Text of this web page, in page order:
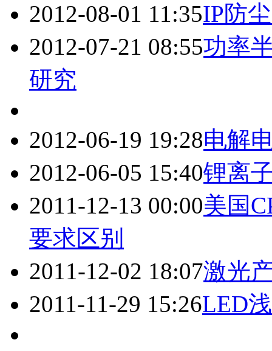
2012-08-01 11:35IP防
2012-07-21 08:55功率
研究
2012-06-19 19:28电解
2012-06-05 15:40锂离
2011-12-13 00:00美国
要求区别
2011-12-02 18:07激光
2011-11-29 15:26LED